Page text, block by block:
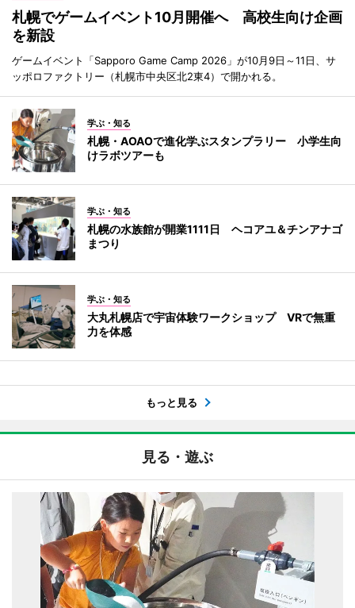
札幌でゲームイベント10月開催へ 高校生向け企画
を新設
ゲームイベント「Sapporo Game Camp 2026」が10月9日～11日、サ
ッポロファクトリー（札幌市中央区北2東4）で開かれる。
学ぶ・知る
札幌・AOAOで進化学ぶスタンプラリー 小学生向
けラボツアーも
学ぶ・知る
札幌の水族館が開業1111日 ヘコアユ＆チンアナゴ
まつり
学ぶ・知る
大丸札幌店で宇宙体験ワークショップ VRで無重
力を体感
もっと見る
見る・遊ぶ